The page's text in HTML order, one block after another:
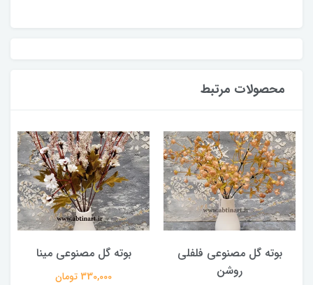
محصولات مرتبط
بوته گل مصنوعی فلفلی
روشن
بوته گل مصنوعی مینا
330,000 تومان